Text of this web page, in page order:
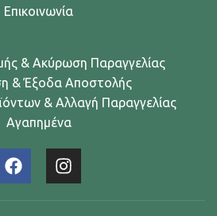
Επικοινωνία
& Ακύρωση Παραγγελίας
& Έξοδα Αποστολής
& Αλλαγή Παραγγελίας
Αγαπημένα